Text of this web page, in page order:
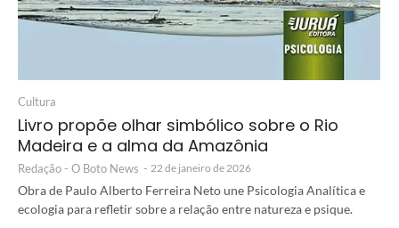
Cultura
Livro propõe olhar simbólico sobre o Rio
Madeira e a alma da Amazônia
Redação - O Boto News - 22 de janeiro de 2026
Obra de Paulo Alberto Ferreira Neto une Psicologia Analítica e
ecologia para refletir sobre a relação entre natureza e psique.